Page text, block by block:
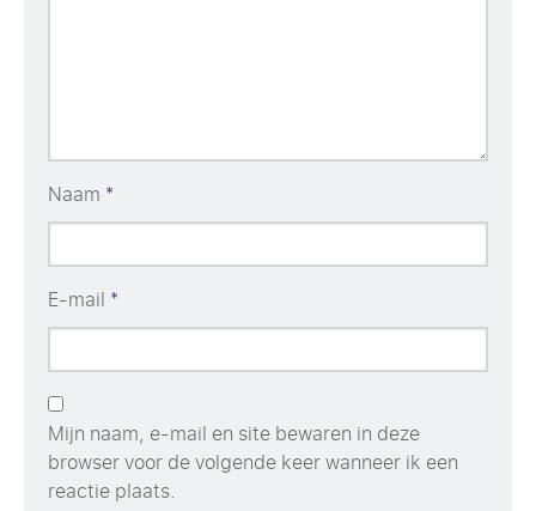
Naam *
E-mail *
Mijn naam, e-mail en site bewaren in deze
browser voor de volgende keer wanneer ik een
reactie plaats.